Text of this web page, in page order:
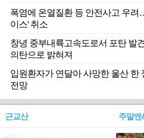
폭염에 온열질환 등 안전사고 우려
이스' 취소
창녕 중부내륙고속도로서 포탄 발
의탄으로 밝혀져
입원환자가 연달아 사망한 울산 한
전망
근교산 주말엔